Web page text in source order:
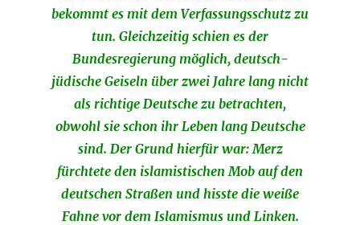
bekommt es mit dem Verfassungsschutz zu
tun. Gleichzeitig schien es der
Bundesregierung möglich, deutsch-
jüdische Geiseln über zwei Jahre lang nicht
als richtige Deutsche zu betrachten,
obwohl sie schon ihr Leben lang Deutsche
sind. Der Grund hierfür war: Merz
fürchtete den islamistischen Mob auf den
deutschen Straßen und hisste die weiße
Fahne vor dem Islamismus und Linken.